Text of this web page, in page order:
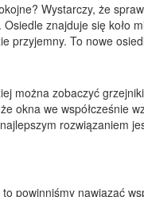
Wystarczy, że
znajduje się koło
przyjemny. To nowe
można zobaczyć
okna we współcześnie
rozwiązaniem
powinniśmy nawiązać